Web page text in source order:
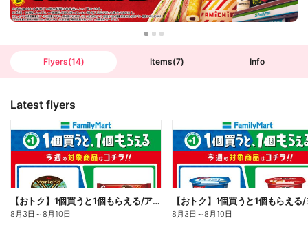
Flyers(14) Items(7) Info
Latest flyers
【おトク】1個買うと1個もらえる/アイス
8月3日 ～8月10日 8月3日 ～8月10日